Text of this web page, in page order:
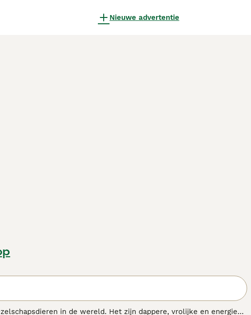
Nieuwe advertentie
in de wereld. Het zijn dappere, vrolijke en energieke